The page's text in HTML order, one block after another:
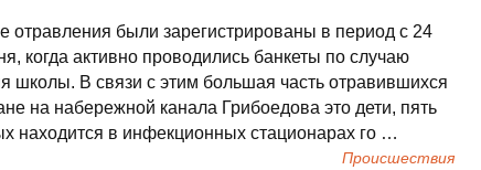
отравления были зарегистрированы в период с 24
когда активно проводились банкеты по случаю
школы. В связи с этим большая часть отравившихся
на набережной канала Грибоедова это дети, пять
находится в инфекционных стационарах го …
Происшествия